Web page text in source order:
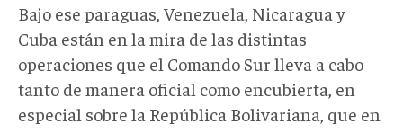
Bajo ese paraguas, Venezuela, Nicaragua y
Cuba están en la mira de las distintas
operaciones que el Comando Sur lleva a cabo
tanto de manera oficial como encubierta, en
especial sobre la República Bolivariana, que en